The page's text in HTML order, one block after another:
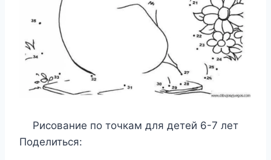
Рисование по точкам для детей 6-7 лет
Поделиться: